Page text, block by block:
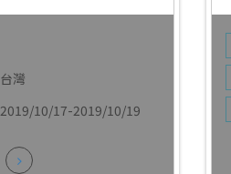
台灣
2019/10/17-2019/10/19